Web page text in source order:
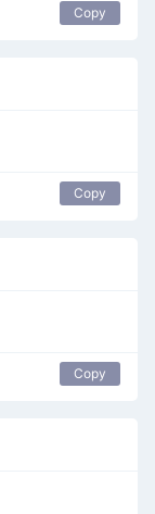
Copy
Copy
Copy